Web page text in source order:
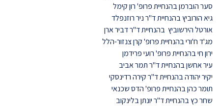
סער הוברמן בהנחיית פרופ' רון קימל
גיא הורוביץ בהנחיית ד"ר ניר רוזנפלד
אורטל הירשוביץ בהנחיית ד"ר דביר ארן
מג'ד ח'ורי בהנחיית פרופ' קרן צנזור-הלל
ירון חי בהנחיית פרופ' רועי פרידמן
עיר אחשן בהנחיית ד"ר תמר אביב
יקיר יהודה בהנחיית ד"ר קירה רדינסקי
תומר כהן בהנחיית פרופ' הדס שכנאי
שחר כץ בהנחיית ד"ר יונתן בלינקוב